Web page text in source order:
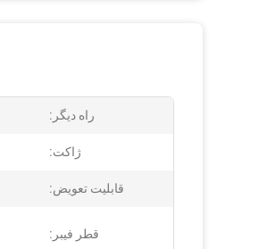
راه دیگر:
ژاکت:
قابلیت تعویض:
قطر فیبر: